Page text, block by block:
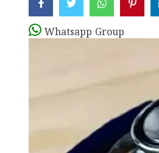
Whatsapp Group